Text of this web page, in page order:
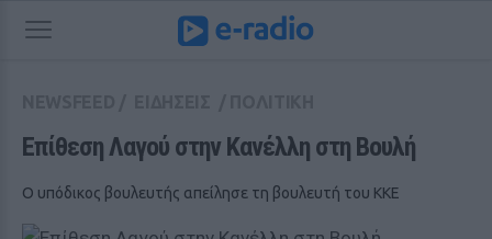
Επίθεση Λαγού στην Κανέλλη στη Βουλή
Ο υπόδικος βουλευτής απείλησε τη βουλευτή του ΚΚΕ